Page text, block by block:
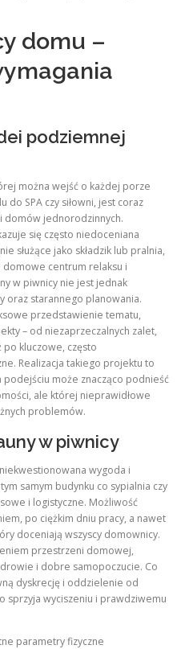
domu –
podziemnej
można wejść o każdej porze
do SPA czy siłowni, jest coraz
domów jednorodzinnych.
się często niedoceniana
służące jako składzik lub pralnia,
centrum relaksu i
w piwnicy nie jest jednak
oraz starannego planowania.
przedstawienie tematu,
– od niezaprzeczalnych zalet,
po kluczowe, często
Realizacja takiego projektu to
może znacząco podnieść
ale której nieprawidłowe
problemów.
w piwnicy
wygoda i
samym budynku co sypialnia czy
i logistyczne. Możliwość
po ciężkim dniu pracy, a nawet
doceniają wszyscy domownicy.
przestrzeni domowej,
i dobre samopoczucie. Co
dyskrecję i oddzielenie od
sprzyja wyciszeniu i prawdziwemu
parametry fizyczne